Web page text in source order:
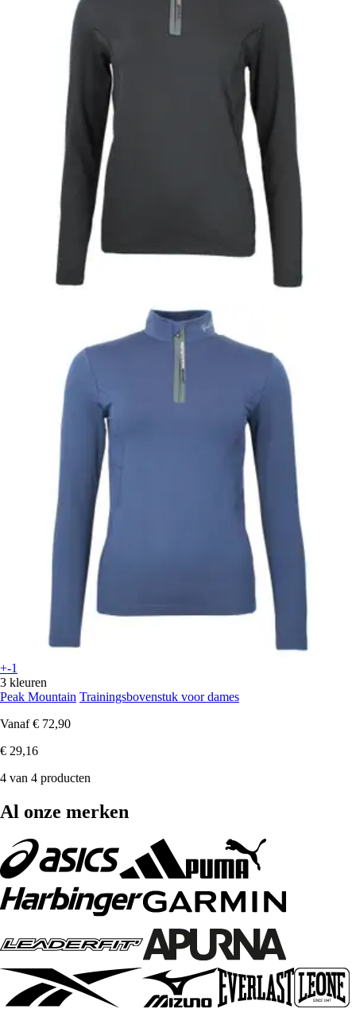
+-1
3 kleuren
Peak Mountain Trainingsbovenstuk voor dames
Vanaf € 72,90
€ 29,16
4 van 4 producten
Al onze merken